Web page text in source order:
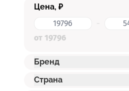
Цена, ₽
от 19796
Бренд
Страна